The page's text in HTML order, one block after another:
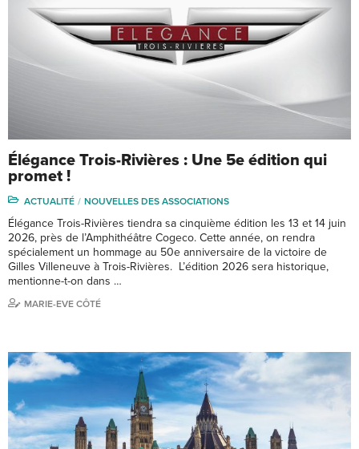
Élégance Trois-Rivières : Une 5e édition qui
promet !
ACTUALITÉ NOUVELLES DES ASSOCIATIONS
Élégance Trois-Rivières tiendra sa cinquième édition les 13 et 14 juin
2026, près de l’Amphithéâtre Cogeco. Cette année, on rendra
spécialement un hommage au 50e anniversaire de la victoire de
Gilles Villeneuve à Trois-Rivières. L’édition 2026 sera historique,
mentionne-t-on dans …
MARIE-EVE CÔTÉ